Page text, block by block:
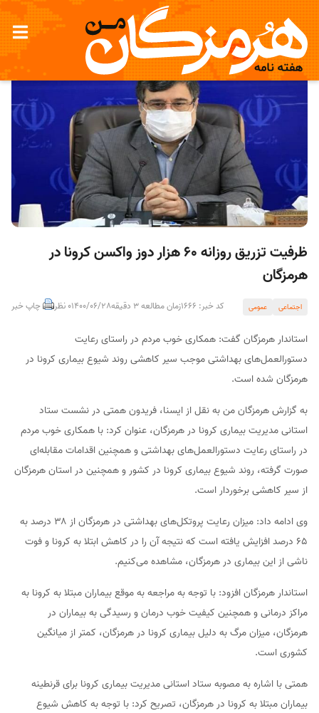
ظرفیت تزریق روزانه ۶۰ هزار دوز واکسن کرونا در
هرمزگان
اجتماعی عمومی کد خبر: 1666 زمان مطالعه 3 دقیقه 1400/06/280 نظر چاپ خبر
استاندار هرمزگان گفت: همکاری خوب مردم در راستای رعایت
دستورالعمل‌های بهداشتی موجب سیر کاهشی روند شیوع بیماری کرونا در
هرمزگان شده است.
به گزارش هرمزگان من به نقل از ایسنا، فریدون همتی در نشست ستاد
استانی مدیریت بیماری کرونا در هرمزگان، عنوان کرد: با همکاری خوب مردم
در راستای رعایت دستورالعمل‌های بهداشتی و همچنین اقدامات مقابله‌ای
صورت گرفته، روند شیوع بیماری کرونا در کشور و همچنین در استان هرمزگان
از سیر کاهشی برخوردار است.
وی ادامه داد: میزان رعایت پروتکل‌های بهداشتی در هرمزگان از ۳۸ درصد به
۶۵ درصد افزایش یافته است که نتیجه آن را در کاهش ابتلا به کرونا و فوت
ناشی از این بیماری در هرمزگان، مشاهده می‌کنیم.
استاندار هرمزگان افزود: با توجه به مراجعه به موقع بیماران مبتلا به کرونا به
مراکز درمانی و همچنین کیفیت خوب درمان و رسیدگی به بیماران در
هرمزگان، میزان مرگ به دلیل بیماری کرونا در هرمزگان، کمتر از میانگین
کشوری است.
همتی با اشاره به مصوبه ستاد استانی مدیریت بیماری کرونا برای قرنطینه
بیماران مبتلا به کرونا در هرمزگان، تصریح کرد: با توجه به کاهش شیوع